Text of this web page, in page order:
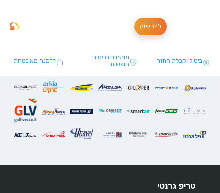
לרכישה
ביטול וקבלת החזר
מומחים בביטוח
חופשות
הזמנה מאובטחת
טריפ גרנטי